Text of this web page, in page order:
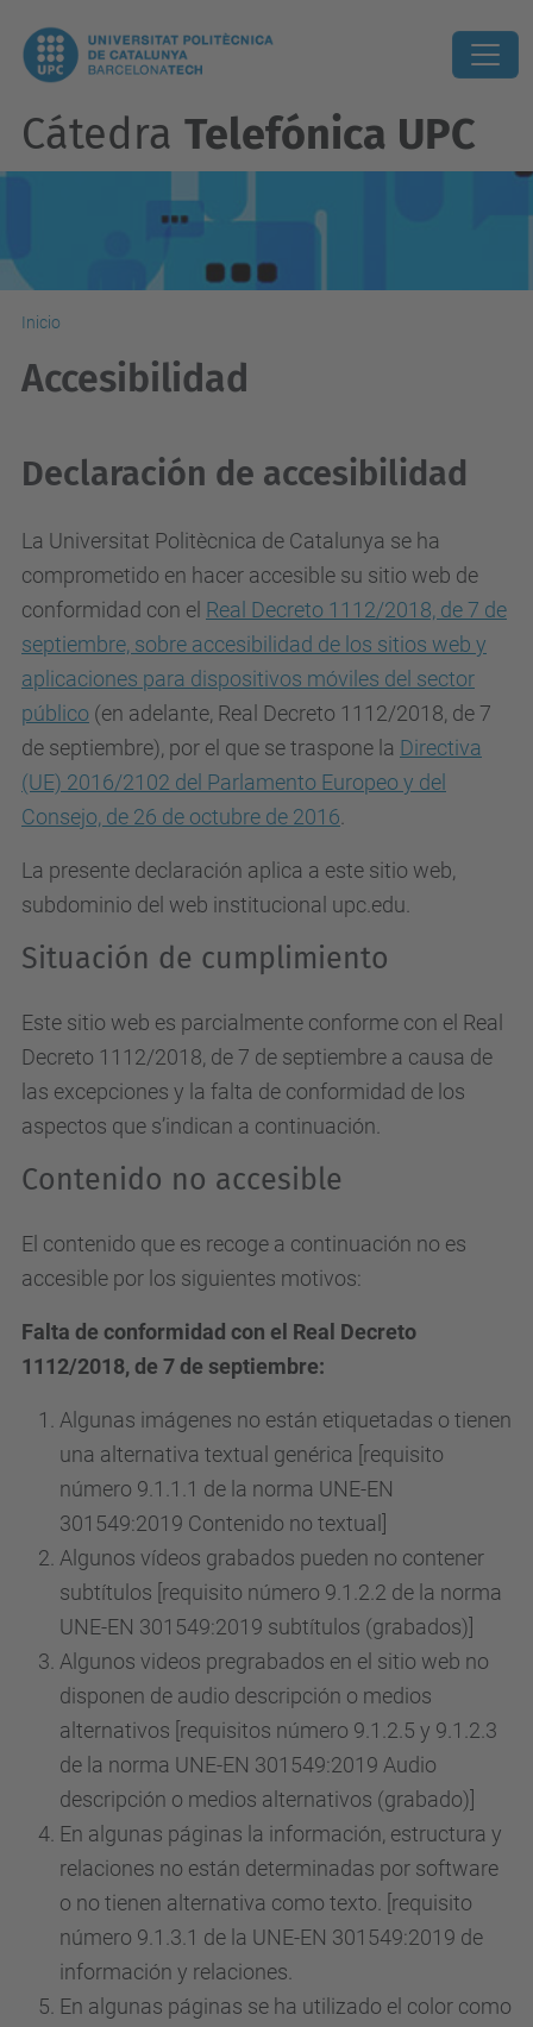
Cátedra Telefónica UPC
Inicio
Accesibilidad
Declaración de accesibilidad
La Universitat Politècnica de Catalunya se ha
comprometido en hacer accesible su sitio web de
conformidad con el Real Decreto 1112/2018, de 7 de
septiembre, sobre accesibilidad de los sitios web y
aplicaciones para dispositivos móviles del sector
público (en adelante, Real Decreto 1112/2018, de 7
de septiembre), por el que se traspone la Directiva
(UE) 2016/2102 del Parlamento Europeo y del
Consejo, de 26 de octubre de 2016
La presente declaración aplica a este sitio web,
subdominio del web institucional upc.edu.
Situación de cumplimiento
Este sitio web es parcialmente conforme con el Real
Decreto 1112/2018, de 7 de septiembre a causa de
las excepciones y la falta de conformidad de los
aspectos que s’indican a continuación.
Contenido no accesible
El contenido que es recoge a continuación no es
accesible por los siguientes motivos:
Falta de conformidad con el Real Decreto
1112/2018, de 7 de septiembre:
Algunas imágenes no están etiquetadas o tienen
una alternativa textual genérica [requisito
número 9.1.1.1 de la norma UNE-EN
301549:2019 Contenido no textual]
Algunos vídeos grabados pueden no contener
subtítulos [requisito número 9.1.2.2 de la norma
UNE-EN 301549:2019 subtítulos (grabados)]
Algunos videos pregrabados en el sitio web no
disponen de audio descripción o medios
alternativos [requisitos número 9.1.2.5 y 9.1.2.3
de la norma UNE-EN 301549:2019 Audio
descripción o medios alternativos (grabado)]
En algunas páginas la información, estructura y
relaciones no están determinadas por software
o no tienen alternativa como texto. [requisito
número 9.1.3.1 de la UNE-EN 301549:2019 de
información y relaciones.
En algunas páginas se ha utilizado el color como